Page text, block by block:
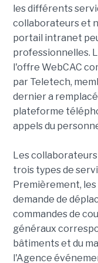
les différents
collaborateurs et
portail intranet
professionnelles.
l'offre WebCAC
par Teletech,
dernier a
plateforme
appels du
Les
trois types de
Premièrement,
demande de
commandes de
généraux
bâtiments et du
l'Agence